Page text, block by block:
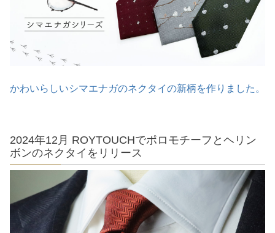
かわいらしいシマエナガのネクタイの新柄を作りました。
2024年12月 ROYTOUCHでポロモチーフとヘリン
ボンのネクタイをリリース